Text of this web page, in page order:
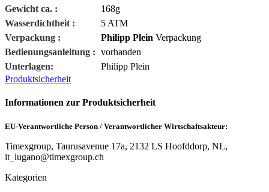
Gewicht ca. :
168g
Wasserdichtheit :
5 ATM
Verpackung :
Philipp Plein Verpackung
Bedienungsanleitung : vorhanden
Unterlagen:
Philipp Plein
Produktsicherheit
Informationen zur Produktsicherheit
EU-Verantwortliche Person / Verantwortlicher Wirtschaftsakteur:
Timexgroup, Taurusavenue 17a, 2132 LS Hoofddorp, NL,
it_lugano@timexgroup.ch
Kategorien